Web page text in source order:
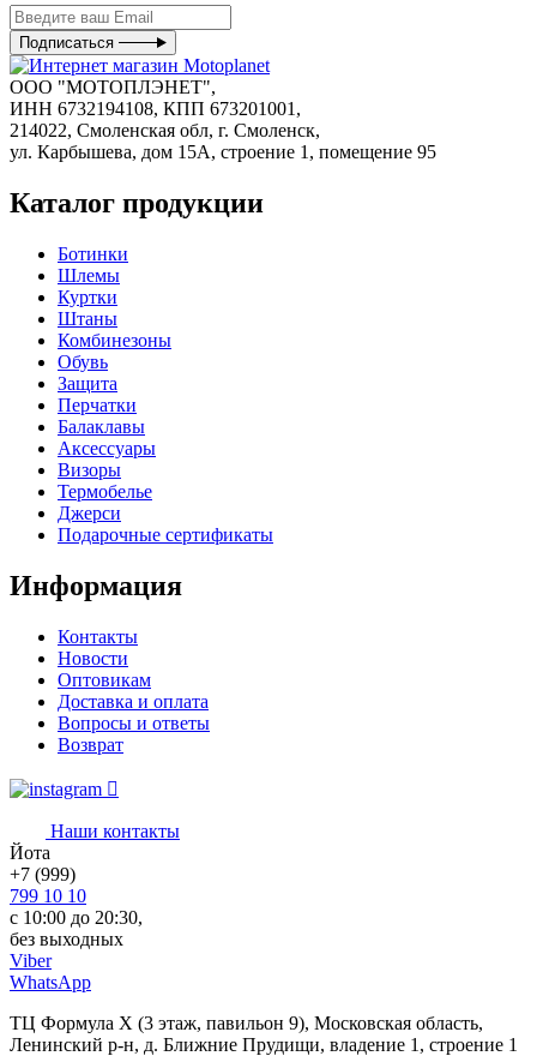
Подписаться
ООО "МОТОПЛЭНЕТ",
ИНН 6732194108, КПП 673201001,
214022, Смоленская обл, г. Смоленск,
ул. Карбышева, дом 15А, строение 1, помещение 95
Каталог продукции
Ботинки
Шлемы
Куртки
Штаны
Комбинезоны
Обувь
Защита
Перчатки
Балаклавы
Аксессуары
Визоры
Термобелье
Джерси
Подарочные сертификаты
Информация
Контакты
Новости
Оптовикам
Доставка и оплата
Вопросы и ответы
Возврат
Наши контакты
Йота
+7 (999)
799 10 10
с 10:00 до 20:30,
без выходных
Viber
WhatsApp
ТЦ Формула Х (3 этаж, павильон 9), Московская область,
Ленинский р-н, д. Ближние Прудищи, владение 1, строение 1